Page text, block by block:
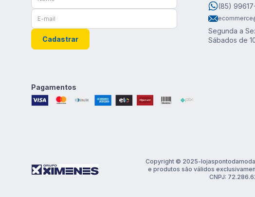
Cadastrar
(85)
Segunda a
Sábados de
Pagamentos
Copyright © 2025-
e produtos são válidos
CNPJ: